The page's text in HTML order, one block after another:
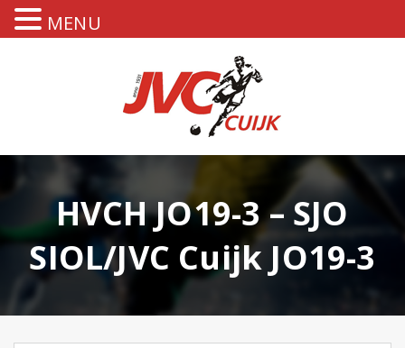
HVCH JO19-3 – SJO
SIOL/JVC Cuijk JO19-3
MENU